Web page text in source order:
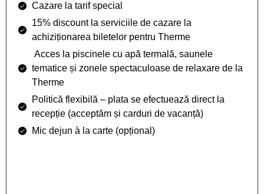
Cazare la tarif special
15% discount la serviciile de cazare la
achiziționarea biletelor pentru Therme
Acces la piscinele cu apă termală, saunele
tematice și zonele spectaculoase de relaxare de la
Therme
Politică flexibilă – plata se efectuează direct la
recepție (acceptăm și carduri de vacanță)
Mic dejun à la carte (opțional)